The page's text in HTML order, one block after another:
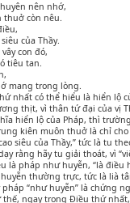
nên nhớ,
thuở còn nêu.
của Thầy.
con đó,
tiêu tan.
mang trong lòng.
nhất có thể hiểu là hiển lộ
thịt, vì thân tứ đại của vị
hiển lộ của Pháp, thì
kiên muôn thuở là chỉ
siêu của Thầy,” tức là tu
rằng hãy tu giải thoát, vì
là pháp như huyễn, “là điều
thường trực, tức là lià
“như huyễn” là chứng
ngay trong Điều thứ nhất,